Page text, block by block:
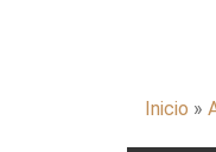
Inicio »